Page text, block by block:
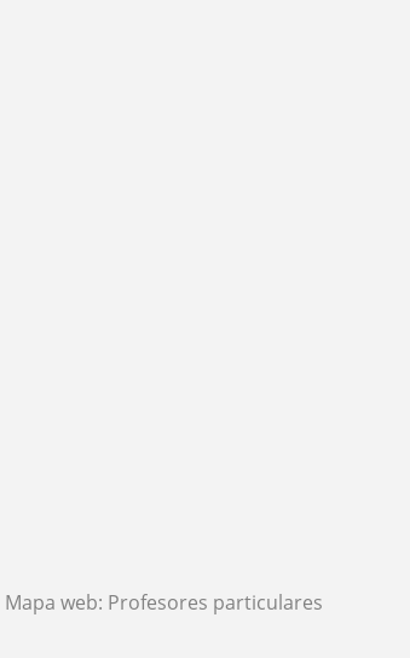
Mapa web: Profesores particulares